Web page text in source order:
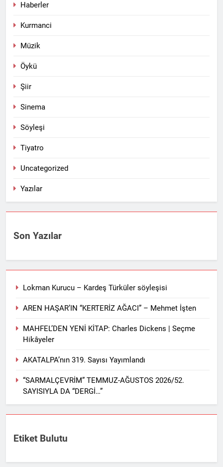
Haberler
Kurmanci
Müzik
Öykü
Şiir
Sinema
Söyleşi
Tiyatro
Uncategorized
Yazılar
Son Yazılar
Lokman Kurucu – Kardeş Türküler söyleşisi
AREN HAŞAR’IN “KERTERİZ AĞACI” – Mehmet İşten
MAHFEL’DEN YENİ KİTAP: Charles Dickens | Seçme
Hikâyeler
AKATALPA’nın 319. Sayısı Yayımlandı
“SARMALÇEVRİM” TEMMUZ-AĞUSTOS 2026/52.
SAYISIYLA DA “DERGİ…”
Etiket Bulutu